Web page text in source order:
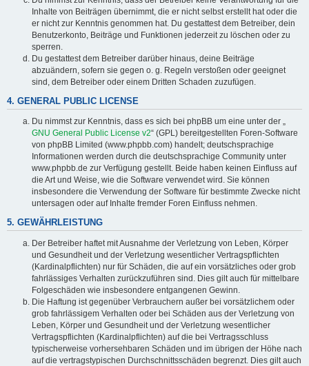
Inhalte von Beiträgen übernimmt, die er nicht selbst erstellt hat oder die
er nicht zur Kenntnis genommen hat. Du gestattest dem Betreiber, dein
Benutzerkonto, Beiträge und Funktionen jederzeit zu löschen oder zu
sperren.
Du gestattest dem Betreiber darüber hinaus, deine Beiträge
abzuändern, sofern sie gegen o. g. Regeln verstoßen oder geeignet
sind, dem Betreiber oder einem Dritten Schaden zuzufügen.
4. GENERAL PUBLIC LICENSE
Du nimmst zur Kenntnis, dass es sich bei phpBB um eine unter der „
GNU General Public License v2“ (GPL) bereitgestellten Foren-Software
von phpBB Limited (www.phpbb.com) handelt; deutschsprachige
Informationen werden durch die deutschsprachige Community unter
www.phpbb.de zur Verfügung gestellt. Beide haben keinen Einfluss auf
die Art und Weise, wie die Software verwendet wird. Sie können
insbesondere die Verwendung der Software für bestimmte Zwecke nicht
untersagen oder auf Inhalte fremder Foren Einfluss nehmen.
5. GEWÄHRLEISTUNG
Der Betreiber haftet mit Ausnahme der Verletzung von Leben, Körper
und Gesundheit und der Verletzung wesentlicher Vertragspflichten
(Kardinalpflichten) nur für Schäden, die auf ein vorsätzliches oder grob
fahrlässiges Verhalten zurückzuführen sind. Dies gilt auch für mittelbare
Folgeschäden wie insbesondere entgangenen Gewinn.
Die Haftung ist gegenüber Verbrauchern außer bei vorsätzlichem oder
grob fahrlässigem Verhalten oder bei Schäden aus der Verletzung von
Leben, Körper und Gesundheit und der Verletzung wesentlicher
Vertragspflichten (Kardinalpflichten) auf die bei Vertragsschluss
typischerweise vorhersehbaren Schäden und im übrigen der Höhe nach
auf die vertragstypischen Durchschnittsschäden begrenzt. Dies gilt auch